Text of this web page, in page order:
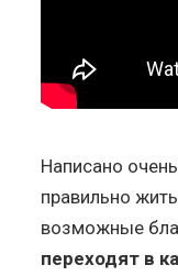
Написано
правильно
возможные
переходят в